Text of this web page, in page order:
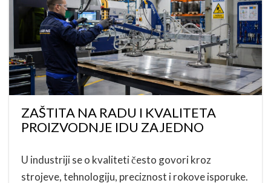
ZAŠTITA NA RADU I KVALITETA
PROIZVODNJE IDU ZAJEDNO
U industriji se o kvaliteti često govori kroz
strojeve, tehnologiju, preciznost i rokove isporuke.